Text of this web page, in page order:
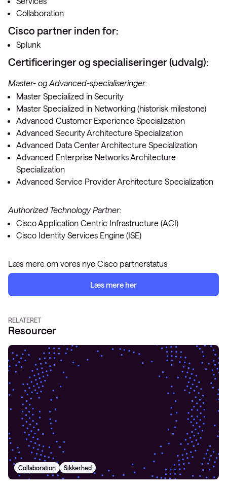
Collaboration
Cisco partner inden for:
Splunk
Certificeringer og specialiseringer (udvalg):
Master- og Advanced-specialiseringer:
Master Specialized in Security
Master Specialized in Networking (historisk milestone)
Advanced Customer Experience Specialization
Advanced Security Architecture Specialization
Advanced Data Center Architecture Specialization
Advanced Enterprise Networks Architecture
Specialization
Advanced Service Provider Architecture Specialization
Authorized Technology Partner:
Cisco Application Centric Infrastructure (ACI)
Cisco Identity Services Engine (ISE)
Læs mere om vores nye Cisco partnerstatus
Læs mere her
RELATERET
Resourcer
Collaboration Sikkerhed